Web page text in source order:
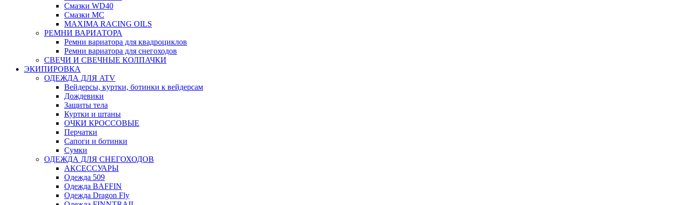
Смазки WD40
Смазки МС
MAXIMA RACING OILS
РЕМНИ ВАРИАТОРА
Ремни вариатора для квадроциклов
Ремни вариатора для снегоходов
СВЕЧИ И СВЕЧНЫЕ КОЛПАЧКИ
ЭКИПИРОВКА
ОДЕЖДА ДЛЯ ATV
Вейдерсы, куртки, ботинки к вейдерсам
Дождевики
Защиты тела
Куртки и штаны
ОЧКИ КРОССОВЫЕ
Перчатки
Сапоги и ботинки
Сумки
ОДЕЖДА ДЛЯ СНЕГОХОДОВ
АКСЕССУАРЫ
Одежда 509
Одежда BAFFIN
Одежда Dragon Fly